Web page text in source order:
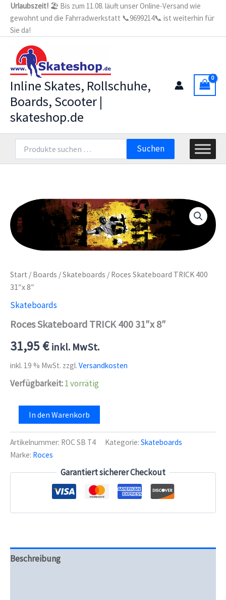
Zum
Inhalt
springen
Urlaubszeit! 🏖️ Bis zum 11.08. läuft unser Online-Versand wie
gewohnt und die Fahrradwerkstatt 📞9699214📞 ist weiterhin für
Sie da!
Inline Skates, Rollschuhe,
Boards, Scooter |
skateshop.de
nach:
Suchen
Start / Boards /Skateboards / Roces Skateboard TRICK 400
31″x 8″
Skateboards
Roces Skateboard TRICK 400 31″x 8″
31,95€ inkl. MwSt.
inkl. 19 % MwSt. zzgl. Versandkosten
Verfügbarkeit:1 vorrätig
Skateboard
TRICK
400
31"x
8"
Menge
In den Warenkorb
Artikelnummer: ROC SB T4 Kategorie: Skateboards
Marke: Roces
Garantiert sicherer Checkout
Beschreibung
TRICK
400
31"x
8"
Menge